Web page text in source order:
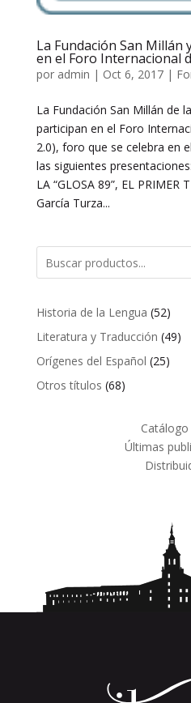
La Fundación San Millán
en el Foro Internacional
por admin | Oct 6, 2017|
La Fundación San Millán de
participan en el Foro
2.0), foro que se celebra en
las siguientes
LA “GLOSA 89”, EL PRIMER
García Turza...
Historia de la Lengua 5252
Literatura y Traducción 4949
Orígenes del Español 2525
Otros títulos 6868
Últimas